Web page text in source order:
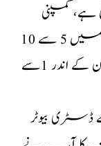
کمپنی
ادویات کی ھوم ڈلیوری، باہر ممالک میں 5 سے 10
کاروباری دنوں میں پہنچائے گی، پاکستان کے اندر 1سے
بیوٹر